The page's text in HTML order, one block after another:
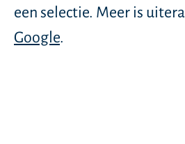
een selectie. Meer is
Google.